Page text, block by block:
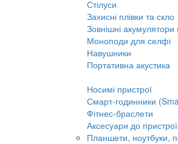
Стілуси
Захисні плівки та скло
Зовнішні
Моноподи для селфі
Навушники
Портативна акустика
Носимі пристрої
Смарт-годинники
Фітнес-браслети
Аксесуари до
Планшети, ноутбуки,